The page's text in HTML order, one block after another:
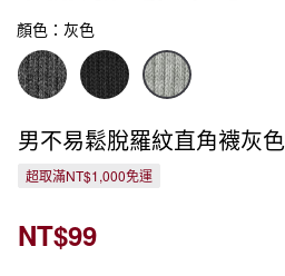
顏色：灰色
男不易鬆脫羅紋直角襪灰色
超取滿NT$1,000免運
NT$99